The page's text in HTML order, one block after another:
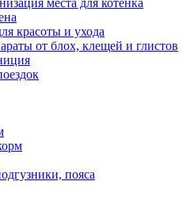
места для котенка
красоты и ухода
от блох, клещей и глистов
пояса